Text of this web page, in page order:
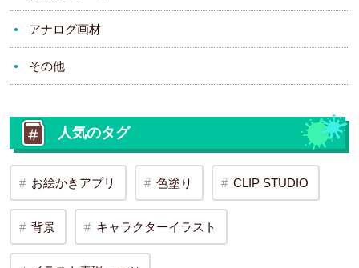
アナログ画材
その他
人気のタグ
お絵かきアプリ 色塗り CLIP STUDIO
背景 キャラクターイラスト